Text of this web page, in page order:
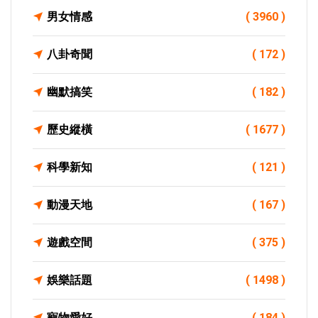
男女情感 ( 3960 )
八卦奇聞 ( 172 )
幽默搞笑 ( 182 )
歷史縱橫 ( 1677 )
科學新知 ( 121 )
動漫天地 ( 167 )
遊戲空間 ( 375 )
娛樂話題 ( 1498 )